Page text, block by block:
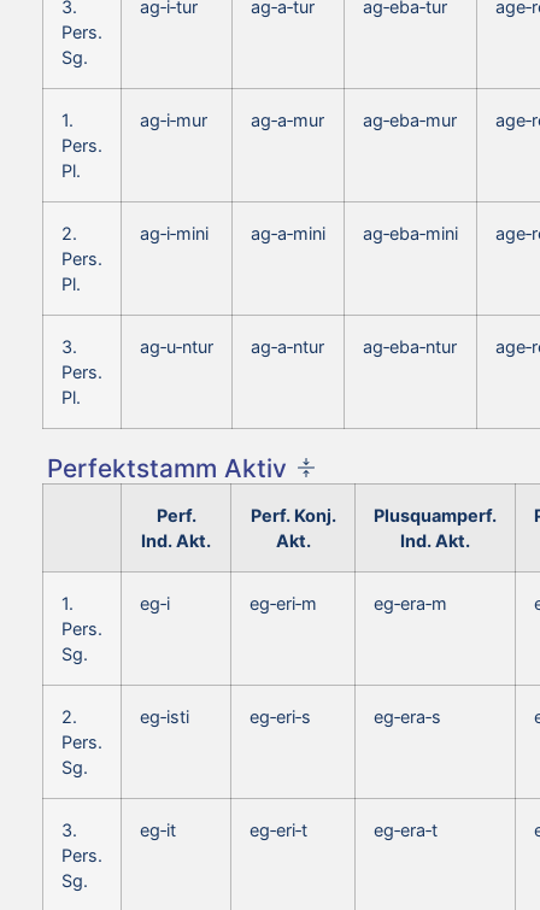
3.
Pers.
Sg.
ag‑i‑tur ag‑a‑tur ag‑eba‑tur
1.
Pers.
Pl.
ag‑i‑mur ag‑a‑mur ag‑eba‑mur
2.
Pers.
Pl.
ag‑i‑mini ag‑a‑mini ag‑eba‑mini
3.
Pers.
Pl.
ag‑u‑ntur ag‑a‑ntur ag‑eba‑ntur
Perfektstamm Aktiv
Perf.
Ind. Akt.
Perf. Konj.
Akt.
Plusquamperf.
Ind. Akt.
1.
Pers.
Sg.
eg‑i eg‑eri‑m eg‑era‑m
2.
Pers.
Sg.
eg‑isti eg‑eri‑s eg‑era‑s
3.
Pers.
Sg.
eg‑it eg‑eri‑t eg‑era‑t